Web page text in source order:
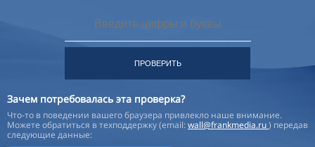
ПРОВЕРИТЬ
Зачем потребовалась эта проверка?
Что-то в поведении вашего браузера привлекло наше внимание.
Можете обратиться в техподдержку (email:wall@frankmedia.ru) передав
следующие данные: